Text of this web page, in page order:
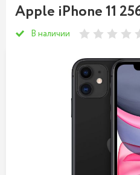
Apple iPhone 11
В наличии